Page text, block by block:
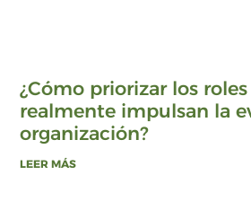
¿Cómo priorizar los
realmente impulsan la
organización?
LEER MÁS